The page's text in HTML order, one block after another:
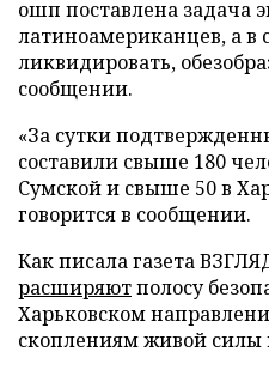
ошп поставлена задача
латиноамериканцев, а в
ликвидировать,
сообщении.
«За сутки
составили свыше 180
Сумской и свыше 50 в
говорится в сообщении.
Как писала газета
расширяютполосу
Харьковском
скоплениям живой силы